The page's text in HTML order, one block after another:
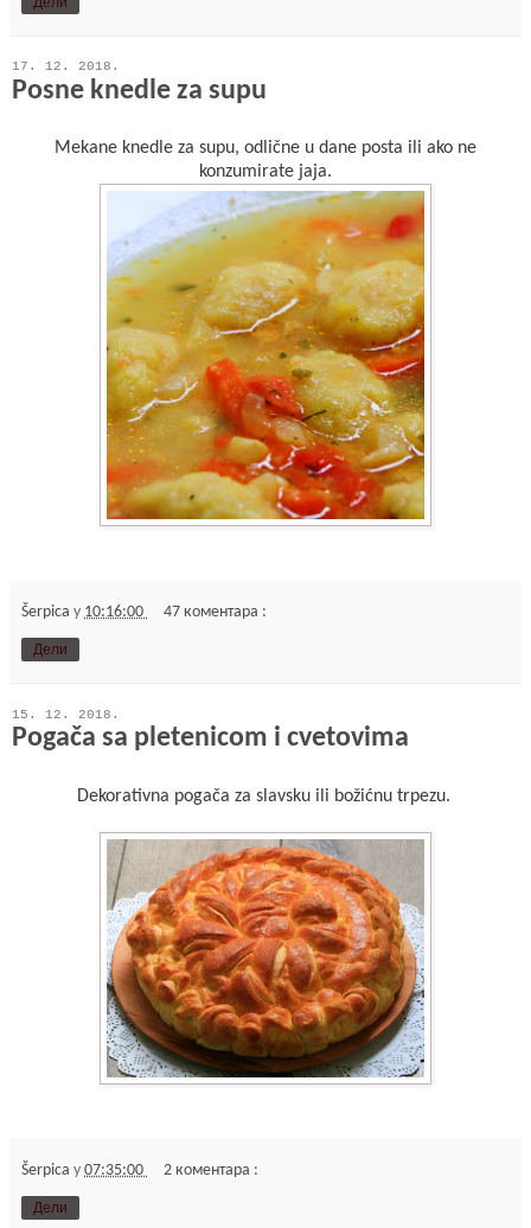
17. 12. 2018.
Posne knedle za supu
Mekane knedle za supu, odlične u dane posta ili ako ne
konzumirate jaja.
Šerpica у 10:16:00 47 коментара :
Дели
15. 12. 2018.
Pogača sa pletenicom i cvetovima
Dekorativna pogača za slavsku ili božićnu trpezu.
Šerpica у 07:35:00 2 коментара :
Дели